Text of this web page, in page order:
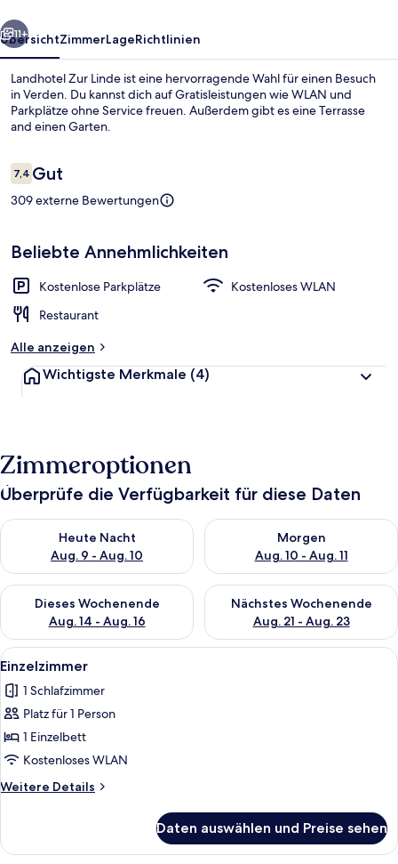
Weiter
11+
ÜbersichtZimmerLageRichtlinien
Landhotel Zur Linde ist eine hervorragende Wahl für einen Besuch
in Verden. Du kannst dich auf Gratisleistungen wie WLAN und
Parkplätze ohne Service freuen. Außerdem gibt es eine Terrasse
and einen Garten.
Bewertungen
7,47,4 von 10.
Gut
309 externe Bewertungen
Beliebte Annehmlichkeiten
Kostenlose Parkplätze
Kostenloses WLAN
Restaurant
Alle anzeigen
Wichtigste Merkmale (4)
Zimmeroptionen
Überprüfe die Verfügbarkeit für diese Daten
Heute Nacht
Aug. 9 - Aug. 10
Überprüfe die Verfügbarkeit für heute Nacht, Aug. 9 - Aug.
Morgen
Aug. 10 - Aug. 11
Überprüfe die Verfügbarkeit
Dieses Wochenende
Aug. 14 - Aug. 16
Überprüfe die Verfügbarkeit für dieses Wochenende, Aug. 14
Nächstes Wochenende
Aug. 21 - Aug. 23
Überprüfe die Verfügbarkeit
Alle
Fotos
für
Einzelzimmer
anzeigen
1
Einzelzimmer
1 Schlafzimmer
Platz für 1 Person
1 Einzelbett
Kostenloses WLAN
Weitere Details
Weitere
Daten auswählen und Preise sehen